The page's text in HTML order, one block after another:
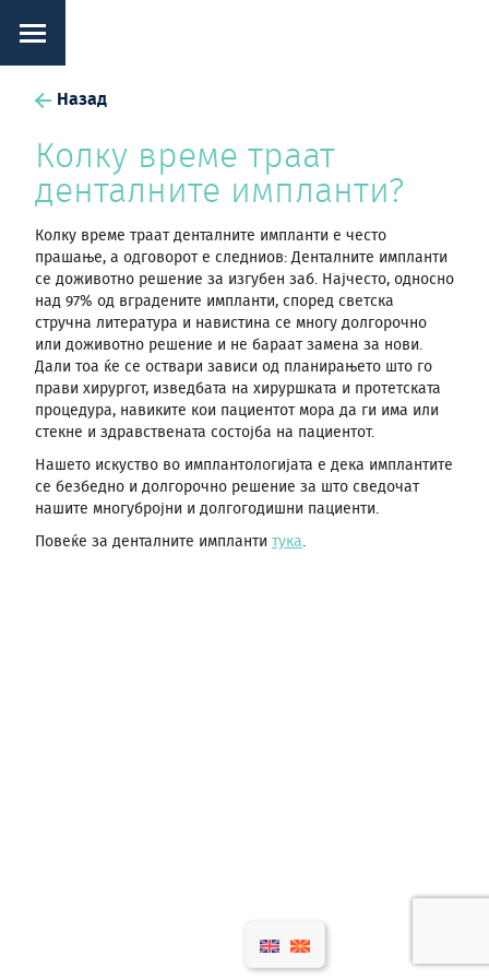
Назад
Колку време траат
денталните импланти?
Колку време траат денталните импланти е често
прашање, а одговорот е следниов: Денталните импланти
се доживотно решение за изгубен заб. Најчесто, односно
над 97% од вградените импланти, според светска
стручна литература и навистина се многу долгорочно
или доживотно решение и не бараат замена за нови.
Дали тоа ќе се оствари зависи од планирањето што го
прави хирургот, изведбата на хируршката и протетската
процедура, навиките кои пациентот мора да ги има или
стекне и здравствената состојба на пациентот.
Нашето искуство во имплантологијата е дека имплантите
се безбедно и долгорочно решение за што сведочат
нашите многубројни и долгогодишни пациенти.
Повеќе за денталните импланти тука.